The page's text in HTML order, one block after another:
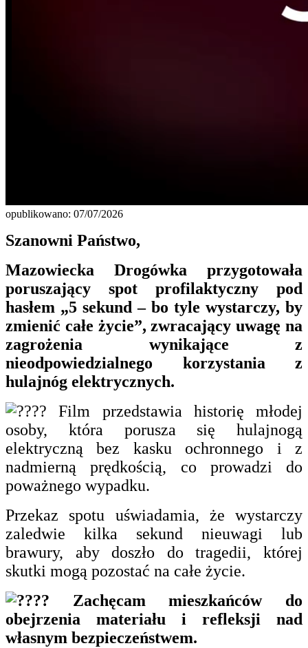
opublikowano: 07/07/2026
Szanowni Państwo,
Mazowiecka Drogówka przygotowała
poruszający spot profilaktyczny pod
hasłem „5 sekund – bo tyle wystarczy, by
zmienić całe życie”, zwracający uwagę na
zagrożenia wynikające z
nieodpowiedzialnego korzystania z
hulajnóg elektrycznych.
Film przedstawia historię młodej
osoby, która porusza się hulajnogą
elektryczną bez kasku ochronnego i z
nadmierną prędkością, co prowadzi do
poważnego wypadku.
Przekaz spotu uświadamia, że wystarczy
zaledwie kilka sekund nieuwagi lub
brawury, aby doszło do tragedii, której
skutki mogą pozostać na całe życie.
Zachęcam mieszkańców do
obejrzenia materiału i refleksji nad
własnym bezpieczeństwem.